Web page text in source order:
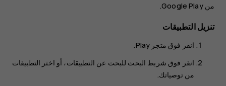
من Google Play.
تنزيل التطبيقات
انقر فوق متجر Play
.
انقر فوق شريط البحث للبحث عن التطبيقات، أو اختر التطبيقات
من توصياتك.